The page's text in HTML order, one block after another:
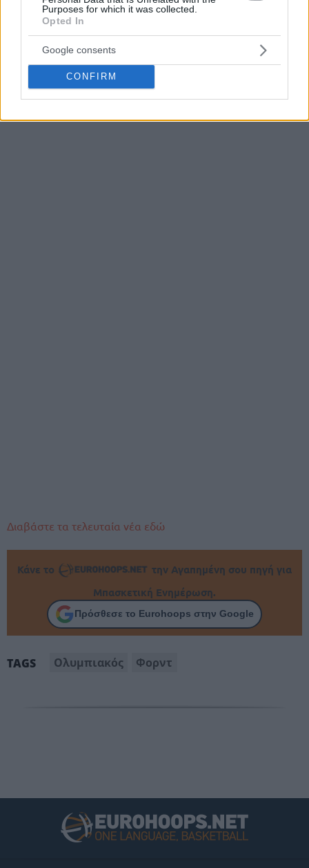
Purposes for which it was collected.
Opted In
Google consents
CONFIRM
—OlympiacosB.C. (@olympiacosbc)
4, 2019
Διαβάστε τα τελευταία νέα εδώ
Κάνε το
την Αγαπημένη σου πηγή για
Μπασκετική Ενημέρωση.
Πρόσθεσε το Eurohoops στην Google
TAGS Ολυμπιακός Φορντ